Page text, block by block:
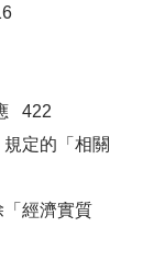
422
定的「相關
「經濟實質